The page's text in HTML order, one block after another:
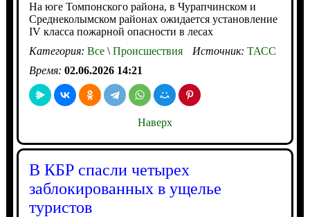
На юге Томпонского района, в Чурапчинском и
Среднеколымском районах ожидается установление
IV класса пожарной опасности в лесах
Категория: Все\Происшествия Источник: ТАСС
Время: 02.06.2026 14:21
Наверх
В КБР спасли четырех
заблокированных в ущелье
туристов